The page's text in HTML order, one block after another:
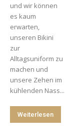
und wir können
es kaum
erwarten,
unseren Bikini
zur
Alltagsuniform zu
machen und
unsere Zehen im
kühlenden Nass...
Weiterlesen